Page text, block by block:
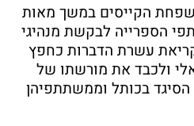
הקייסים במשך מאות
הספרייה לבקשת מנהיגי
עשרת הדברות כחפץ
ולכבד את מורשתו של
הסיגד בכותל וממשתתפיהן